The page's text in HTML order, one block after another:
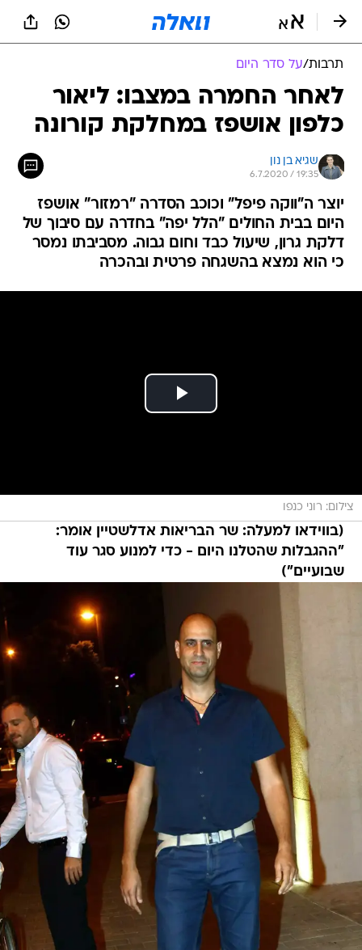
תרבות/על סדר היום
לאחר החמרה במצבו: ליאור
כלפון אושפז במחלקת קורונה
שגיא בן נון
6.7.2020 / 19:35
יוצר ה"ווקה פיפל" וכוכב הסדרה "רמזור" אושפז
היום בבית החולים "הלל יפה" בחדרה עם סיבוך של
דלקת גרון, שיעול כבד וחום גבוה. מסביבתו נמסר
כי הוא נמצא בהשגחה פרטית ובהכרה
צילום: רוני כנפו
(בווידאו למעלה: שר הבריאות אדלשטיין אומר:
"ההגבלות שהטלנו היום - כדי למנוע סגר עוד
שבועיים")